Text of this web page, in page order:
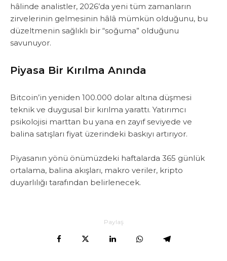
hâlinde analistler, 2026’da yeni tüm zamanların
zirvelerinin gelmesinin hâlâ mümkün olduğunu, ‎bu
düzeltmenin sağlıklı bir “soğuma” olduğunu
savunuyor.
Piyasa Bir Kırılma Anında
Bitcoin’in yeniden 100.000 dolar altına düşmesi
teknik ve duygusal bir kırılma yarattı. Yatırımcı
psikolojisi marttan bu yana en zayıf seviyede ve
balina satışları fiyat üzerindeki baskıyı artırıyor.
‎Piyasanın yönü önümüzdeki haftalarda 365 günlük
ortalama, balina akışları, makro veriler, kripto
duyarlılığı tarafından belirlenecek.
Paylaş